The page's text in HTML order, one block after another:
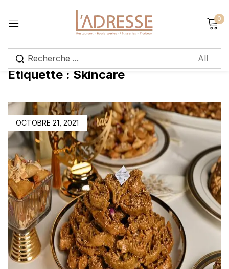
0
Étiquette : Skincare
OCTOBRE 21, 2021
Sign in
Log in
Create an account